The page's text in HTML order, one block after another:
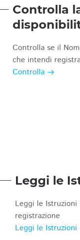
Controlla
Controlla se il
che intendi
Controlla
Leggi le
Leggi le Istruzioni
registrazione
Leggi le Istruzioni